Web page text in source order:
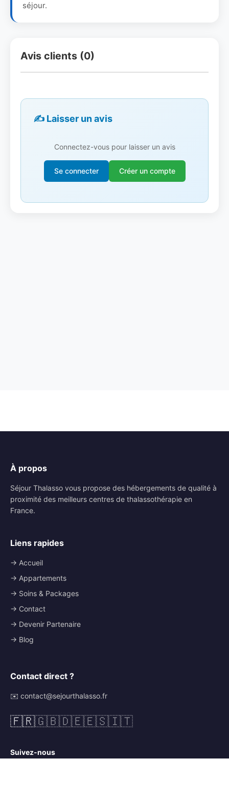
séjour.
Avis clients (0)
✍️ Laisser un avis
Connectez-vous pour laisser un avis
Se connecter Créer un compte
À propos
Séjour Thalasso vous propose des hébergements de qualité à
proximité des meilleurs centres de thalassothérapie en
France.
Liens rapides
→ Accueil
→ Appartements
→ Soins & Packages
→ Contact
→ Devenir Partenaire
→ Blog
Contact direct ?
✉️ contact@sejourthalasso.fr
🇫🇷🇬🇧🇩🇪🇪🇸🇮🇹
Suivez-nous